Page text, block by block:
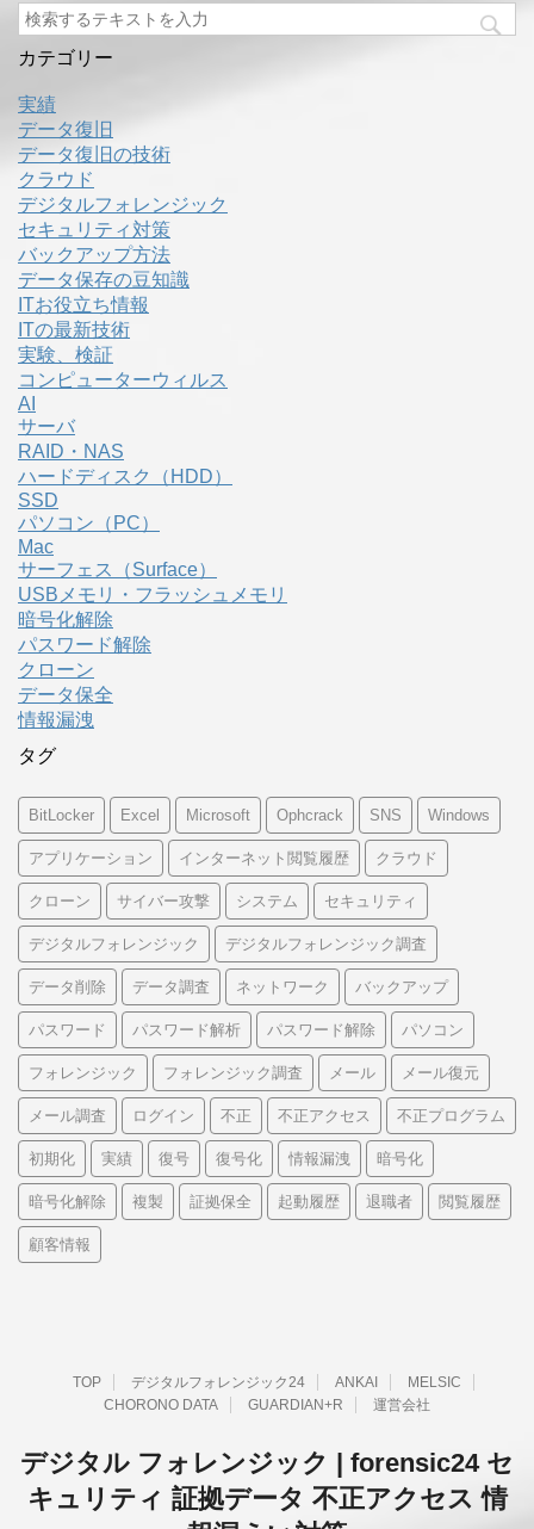
カテゴリー
実績
データ復旧
データ復旧の技術
クラウド
デジタルフォレンジック
セキュリティ対策
バックアップ方法
データ保存の豆知識
ITお役立ち情報
ITの最新技術
実験、検証
コンピューターウィルス
AI
サーバ
RAID・NAS
ハードディスク（HDD）
SSD
パソコン（PC）
Mac
サーフェス（Surface）
USBメモリ・フラッシュメモリ
暗号化解除
パスワード解除
クローン
データ保全
情報漏洩
タグ
BitLocker Excel Microsoft Ophcrack SNS Windows
アプリケーション インターネット閲覧履歴 クラウド
クローン サイバー攻撃 システム セキュリティ
デジタルフォレンジック デジタルフォレンジック調査
データ削除 データ調査 ネットワーク バックアップ
パスワード パスワード解析 パスワード解除 パソコン
フォレンジック フォレンジック調査 メール メール復元
メール調査 ログイン 不正 不正アクセス 不正プログラム
初期化 実績 復号 復号化 情報漏洩 暗号化
暗号化解除 複製 証拠保全 起動履歴 退職者 閲覧履歴
顧客情報
TOP デジタルフォレンジック24 ANKAI
MELSIC
CHORONO DATA
GUARDIAN+R 運営会社
デジタル フォレンジック | forensic24 セ
キュリティ 証拠データ 不正アクセス 情